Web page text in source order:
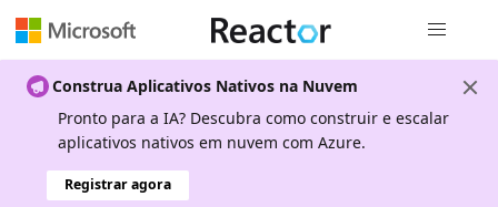
Construa Aplicativos Nativos na Nuvem
Pronto para a IA? Descubra como construir e escalar
aplicativos nativos em nuvem com Azure.
Registrar agora